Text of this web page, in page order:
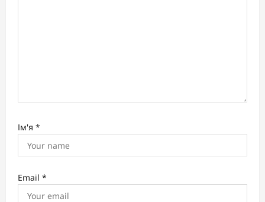
Ім'я *
Email *